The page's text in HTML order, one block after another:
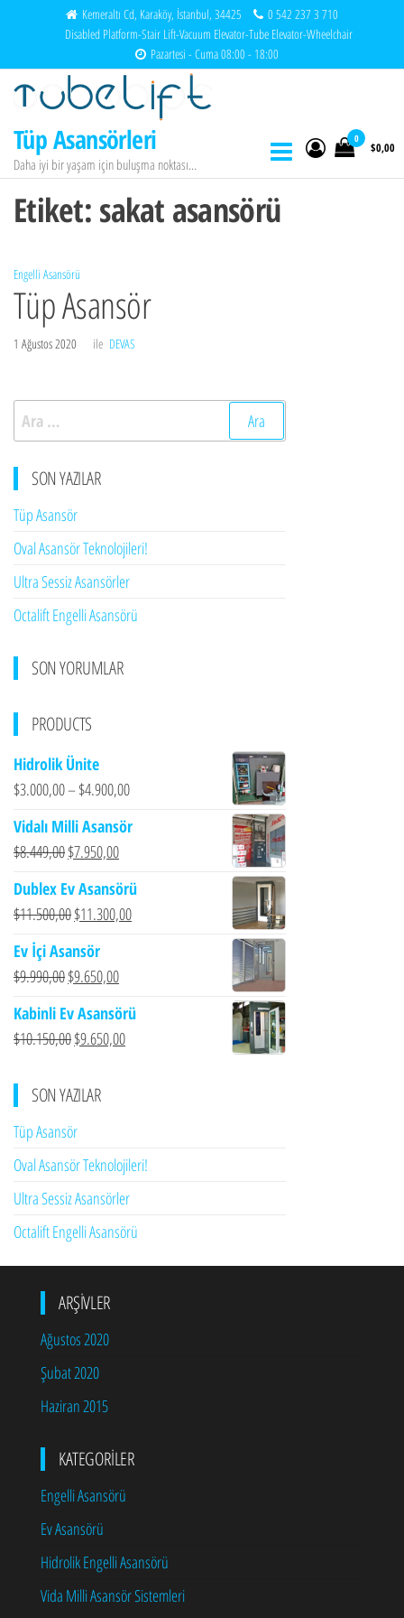
Kemeraltı Cd, Karaköy, İstanbul, 34425
0 542 237 3 710
Disabled Platform-Stair Lift-Vacuum Elevator-Tube Elevator-Wheelchair
Pazartesi - Cuma 08:00 - 18:00
Tüp Asansörleri
Daha iyi bir yaşam için buluşma noktası…
0
$0,00
Etiket: sakat asansörü
Engelli Asansörü
Tüp Asansör
1 Ağustos 2020 ile DEVAS
Arama:
SON YAZILAR
Tüp Asansör
Oval Asansör Teknolojileri!
Ultra Sessiz Asansörler
Octalift Engelli Asansörü
SON YORUMLAR
PRODUCTS
Hidrolik Ünite
$3.000,00–$4.900,00
Vidalı Milli Asansör
$8.449,00Orijinal
$8.449,00.
$7.950,00Şu
fiyat:
$7.950,00.
Dublex Ev Asansörü
$11.500,00Orijinal
$11.500,00.
$11.300,00Şu
Ev İçi Asansör
$9.990,00Orijinal
$9.990,00.
$9.650,00Şu
fiyat:
$9.650,00.
Kabinli Ev Asansörü
$10.150,00Orijinal
$10.150,00.
$9.650,00Şu
SON YAZILAR
Tüp Asansör
Oval Asansör Teknolojileri!
Ultra Sessiz Asansörler
Octalift Engelli Asansörü
ARŞIVLER
Ağustos 2020
Şubat 2020
Haziran 2015
KATEGORILER
Engelli Asansörü
Ev Asansörü
Hidrolik Engelli Asansörü
Vida Milli Asansör Sistemleri